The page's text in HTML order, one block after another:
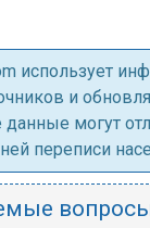
использует
и
могут
переписи